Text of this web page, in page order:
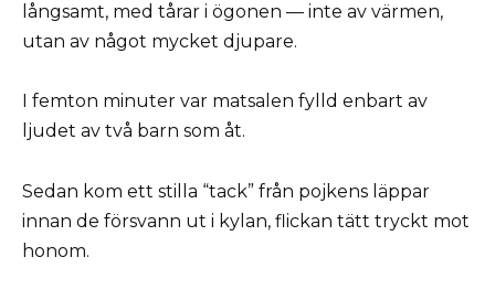
långsamt, med tårar i ögonen — inte av värmen,
utan av något mycket djupare.
I femton minuter var matsalen fylld enbart av
ljudet av två barn som åt.
Sedan kom ett stilla “tack” från pojkens läppar
innan de försvann ut i kylan, flickan tätt tryckt mot
honom.